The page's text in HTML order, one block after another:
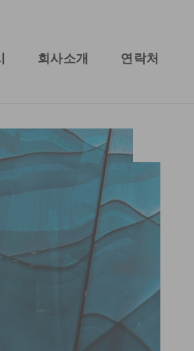
회사소개 연락처